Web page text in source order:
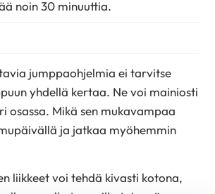
noin 30 minuuttia.
jumppaohjelmia ei tarvitse
yhdellä kertaa. Ne voi mainiosti
osassa. Mikä sen mukavampaa
ja jatkaa myöhemmin
liikkeet voi tehdä kivasti kotona,